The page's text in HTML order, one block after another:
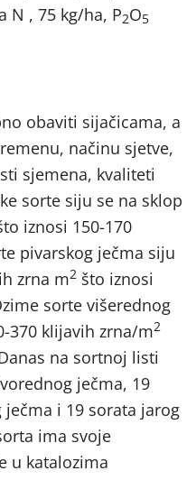
N , 75 kg/ha, P2O5
obaviti sijačicama, a
načinu sjetve,
sjemena, kvaliteti
sorte siju se na sklop
iznosi 150-170
pivarskog ječma siju
zrna m2 što iznosi
sorte višerednog
370 klijavih zrna/m2
na sortnoj listi
ječma, 19
i 19 sorata jarog
ima svoje
u katalozima